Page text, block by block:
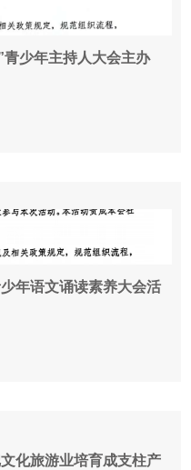
少年主持人大会主办
年语文诵读素养大会活
化旅游业培育成支柱产